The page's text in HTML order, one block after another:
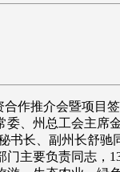
作推介会暨项目
、州总工会主
书长、副州长舒
主要负责同志，